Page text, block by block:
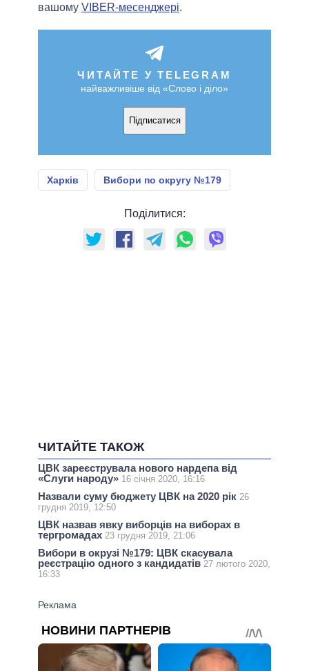
вашому VIBER-месенджері.
ЧИТАЙТЕ У TELEGRAM
найважливіше від «Слово і діло»
Підписатися
Харків Вибори по округу №179
Поділитися:
ЧИТАЙТЕ ТАКОЖ
ЦВК зареєструвала нового нардепа від
«Слуги народу» 16 січня 2020, 16:16
Назвали суму бюджету ЦВК на 2020 рік 26
грудня 2019, 12:50
ЦВК назвав явку виборців на виборах в
тергромадах 23 грудня 2019, 21:06
Вибори в окрузі №179: ЦВК скасувала
реєстрацію одного з кандидатів 27 лютого 2020,
16:33